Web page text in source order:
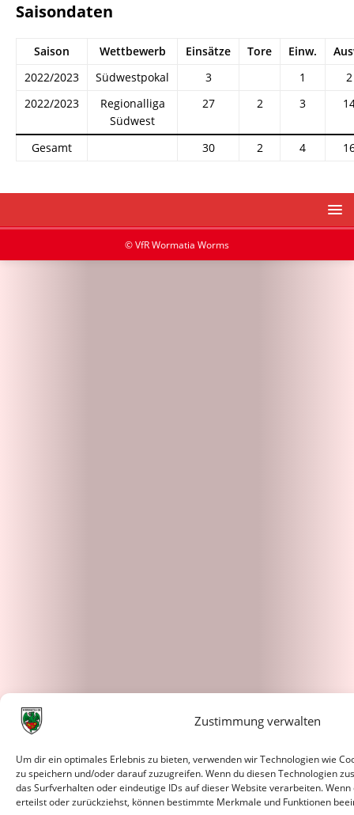
Zustimmung verwalten
Um dir ein optimales Erlebnis zu bieten, verwenden wir Technologien wie
zu speichern und/oder darauf zuzugreifen. Wenn du diesen Technologien
das Surfverhalten oder eindeutige IDs auf dieser Website verarbeiten.
erteilst oder zurückziehst, können bestimmte Merkmale und Funktionen
Saisondaten
Saison Wettbewerb Einsätze Tore Einw.
2022/2023
Südwestpokal 3 1
2
2022/2023
Regionalliga
Südwest
27 2 3
Gesamt 30 2 4
© VfR Wormatia Worms